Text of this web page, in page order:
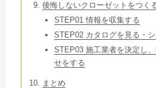
後悔しないクローゼットをつく
STEP01 情報を収集する
STEP02 カタログを見る・
STEP03 施工業者を決定し
せをする
まとめ